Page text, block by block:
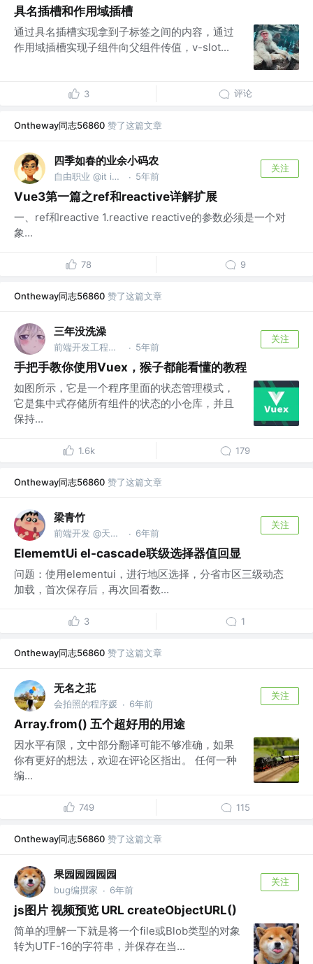
具名插槽和作用域插槽
通过具名插槽实现拿到子标签之间的内容，通过
作用域插槽实现子组件向父组件传值，v-slot...
3 评论
Ontheway同志56860 赞了这篇文章
四季如春的业余小码农
自由职业 @it is a secret. · 5年前
关注
Vue3第一篇之ref和reactive详解扩展
一、ref和reactive 1.reactive reactive的参数必须是一个对
象...
78 9
Ontheway同志56860 赞了这篇文章
三年没洗澡
前端开发工程师 @杭州某公司 · 5年前
关注
手把手教你使用Vuex，猴子都能看懂的教程
如图所示，它是一个程序里面的状态管理模式，
它是集中式存储所有组件的状态的小仓库，并且
保持...
1.6k 179
Ontheway同志56860 赞了这篇文章
梁青竹
前端开发 @天源迪科 · 6年前
关注
ElememtUi el-cascade联级选择器值回显
问题：使用elementui，进行地区选择，分省市区三级动态
加载，首次保存后，再次回看数...
3 1
Ontheway同志56860 赞了这篇文章
无名之苝
会拍照的程序媛 · 6年前
关注
Array.from() 五个超好用的用途
因水平有限，文中部分翻译可能不够准确，如果
你有更好的想法，欢迎在评论区指出。 任何一种
编...
749 115
Ontheway同志56860 赞了这篇文章
果园园园园园
bug编撰家 · 6年前
关注
js图片 视频预览 URL createObjectURL()
简单的理解一下就是将一个file或Blob类型的对象
转为UTF-16的字符串，并保存在当...